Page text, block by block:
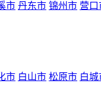
市 丹东市 锦州市 营口
市 白山市 松原市 白城